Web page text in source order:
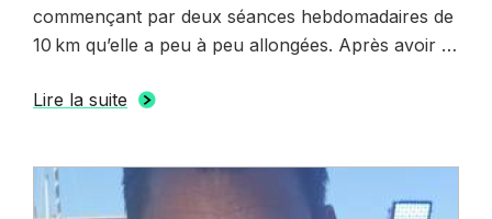
commençant par deux séances hebdomadaires de
10 km qu’elle a peu à peu allongées. Après avoir …
Lire la suite